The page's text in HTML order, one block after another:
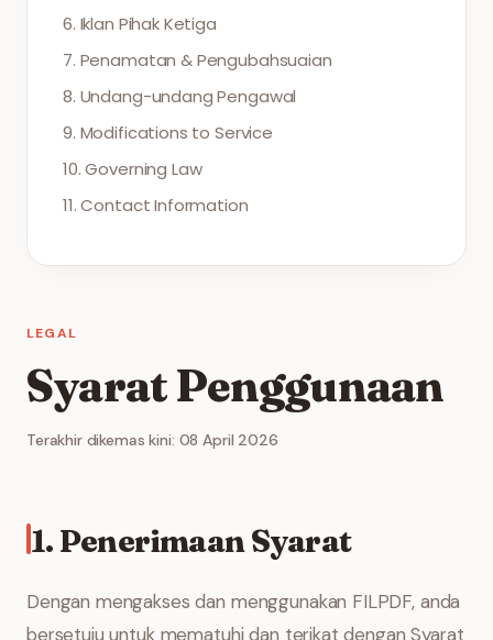
6. Iklan Pihak Ketiga
7. Penamatan & Pengubahsuaian
8. Undang-undang Pengawal
9. Modifications to Service
10. Governing Law
11. Contact Information
LEGAL
Syarat Penggunaan
Terakhir dikemas kini: 08 April 2026
1. Penerimaan Syarat
Dengan mengakses dan menggunakan FILPDF, anda
bersetuju untuk mematuhi dan terikat dengan Syarat